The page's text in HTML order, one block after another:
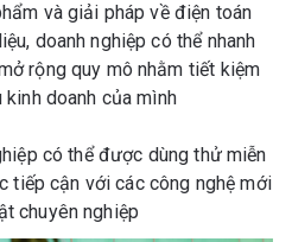
và giải pháp về điện toán
doanh nghiệp có thể nhanh
rộng quy mô nhằm tiết kiệm
doanh của mình
có thể được dùng thử miễn
tiếp cận với các công nghệ mới
chuyên nghiệp